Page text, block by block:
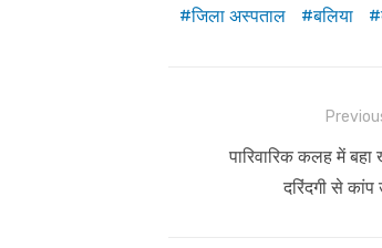
जिला अस्पताल
बलिया
navigation
Previous
पारिवारिक कलह में
दरिंदगी से कांप